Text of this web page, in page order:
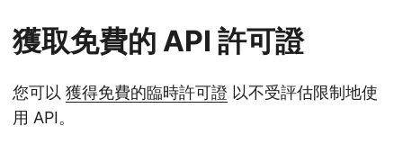
獲取免費的 API 許可證
您可以 獲得免費的臨時許可證 以不受評估限制地使
用 API。